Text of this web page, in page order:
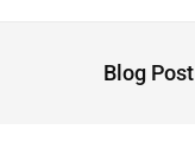
Blog Post